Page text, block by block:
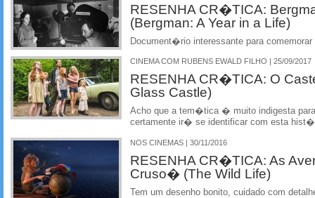
RESENHA CR�TICA:
(Bergman: A Year in a Life)
Document�rio interessante para
CINEMA COM RUBENS EWALD FILHO | 25/09/2017
RESENHA CR�TICA: O
Glass Castle)
Acho que a tem�tica � muito indigesta
certamente ir� se identificar com esta
NOS CINEMAS | 30/11/2016
RESENHA CR�TICA: As
Cruso� (The Wild Life)
Tem um desenho bonito, cuidado com